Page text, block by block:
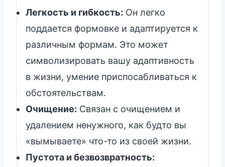
Легкость и гибкость: Он легко
поддается формовке и адаптируется к
различным формам. Это может
символизировать вашу адаптивность
в жизни, умение приспосабливаться к
обстоятельствам.
Очищение: Связан с очищением и
удалением ненужного, как будто вы
«вымываете» что-то из своей жизни.
Пустота и безвозвратность: